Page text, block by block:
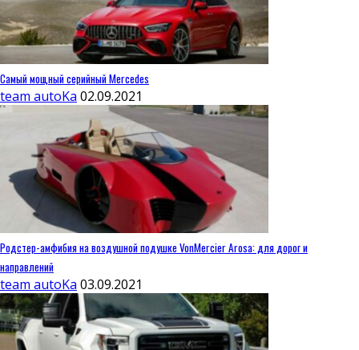
Самый мощный серийный Mercedes
team autoKa 02.09.2021
Родстер-амфибия на воздушной подушке VonMercier Arosa: для дорог и
направлений
team autoKa 03.09.2021